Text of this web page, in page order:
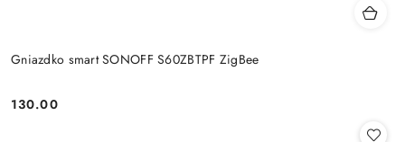
Gniazdko smart SONOFF S60ZBTPF ZigBee
Cena:
130.00